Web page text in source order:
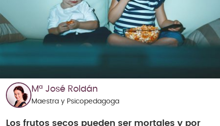
Mª José Roldán
Maestra y Psicopedagoga
Los frutos secos pueden ser mortales y por